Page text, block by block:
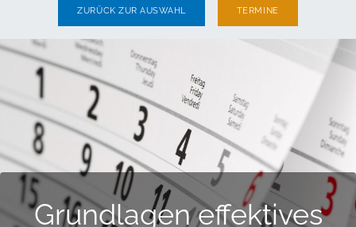
ZURÜCK ZUR AUSWAHL TERMINE
Grundlagen effektives